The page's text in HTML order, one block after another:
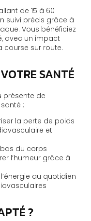
de 15 à 60
suivi précis grâce à
Vous bénéficiez
avec un impact
course sur route.
SANTÉ
présente de
:
la perte de poids
et
du corps
l’humeur grâce à
au quotidien
?